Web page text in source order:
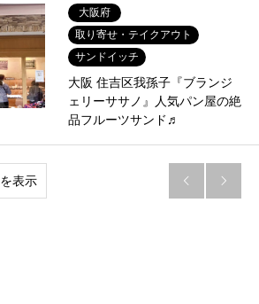
大阪府
取り寄せ・テイクアウト
サンドイッチ
大阪 住吉区我孫子『ブランジ
ェリーササノ』人気パン屋の絶
品フルーツサンド♬
表示  